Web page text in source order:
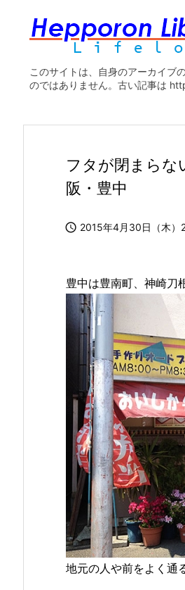
このサイトは、自身のアーカイブ
のではありません。古い記事は
フタが閉まらな
阪・豊中
 2015年4月30日（木）
豊中は豊南町、神崎刀
地元の人や前をよく通